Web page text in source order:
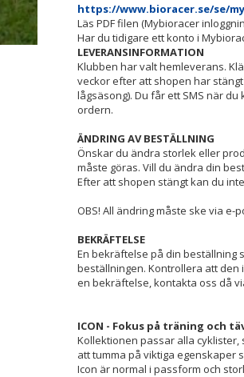
https://www.bioracer.se/se/
Läs PDF filen (Mybioracer
Har du tidigare ett konto i
LEVERANSINFORMATION
Klubben har valt hemleverans.
veckor efter att shopen har
lågsäsong). Du får ett SMS när
ordern.
ÄNDRING AV BESTÄLLNING
Önskar du ändra storlek eller
måste göras. Vill du ändra din
Efter att shopen stängt kan du
OBS! All ändring måste ske via e-
BEKRÄFTELSE
En bekräftelse på din beställning
beställningen. Kontrollera att
en bekräftelse, kontakta oss då
ICON - Fokus på träning och
Kollektionen passar alla
att tumma på viktiga egenskaper
Icon är normal i passform och